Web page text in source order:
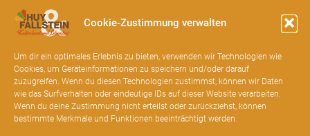
Cookie-Zustimmung verwalten
Um dir ein optimales Erlebnis zu bieten, verwenden wir Technologien wie
Cookies, um Geräteinformationen zu speichern und/oder darauf
zuzugreifen. Wenn du diesen Technologien zustimmst, können wir Daten
wie das Surfverhalten oder eindeutige IDs auf dieser Website verarbeiten.
Wenn du deine Zustimmung nicht erteilst oder zurückziehst, können
bestimmte Merkmale und Funktionen beeinträchtigt werden.
Cookie-Richtlinie
Ich stimme zu